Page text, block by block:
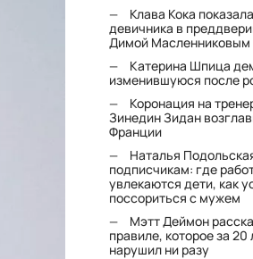
Клава Кока
девичника в
Димой Масленниковым
Катерина Шпица
изменившуюся после
Коронация на
Зинедин Зидан
Франции
Наталья
подписчикам: где
увлекаются дети, как
поссориться с мужем
Мэтт Деймон
правиле, которое за 20
нарушил ни разу